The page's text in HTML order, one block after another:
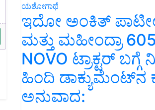
ಯಶೋಗಾಥೆ
ಇದೋ ಅಂಕಿತ್
ಮತ್ತು ಮಹೀಂದ್ರಾ 605
NOVO ಟ್ರಾಕ್ಟರ್ ಬಗ್ಗೆ
ಹಿಂದಿ ಡಾಕ್ಯುಮೆಂಟ್‌ನ
ಅನುವಾದ: